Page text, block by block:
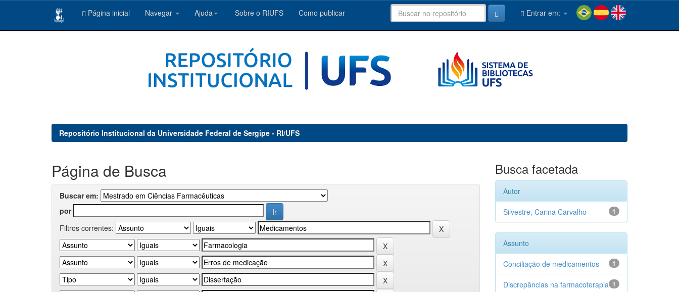
Página inicial Navegar Ajuda Sobre o RIUFS Como publicar Entrar em:
Repositório Institucional da Universidade Federal de Sergipe - RI/UFS
Página de Busca
Buscar em:
por
Filtros correntes:
Busca facetada
Autor
1
Silvestre, Carina Carvalho
Assunto
1
Conciliação de medicamentos
1
Discrepâncias na farmacoterapia